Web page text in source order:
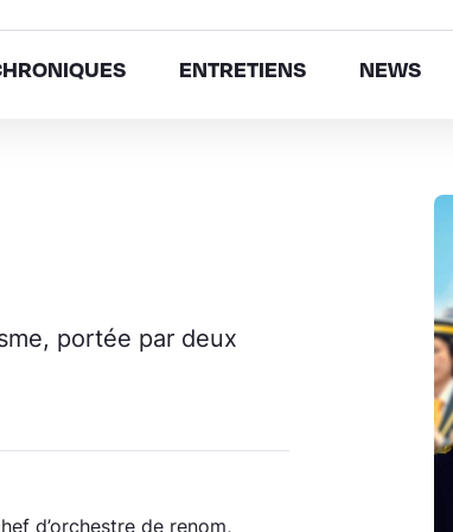
ENTRETIENS NEWS
portée par deux
d’orchestre de renom,